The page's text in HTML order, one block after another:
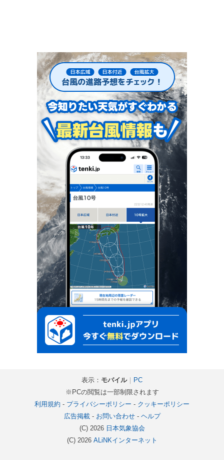
表示： モバイル｜ PC
※PCの閲覧は一部制限されます
利用規約 - プライバシーポリシー - クッキーポリシー
広告掲載- お問い合わせ- ヘルプ
(C) 2026 日本気象協会
(C) 2026 ALiNKインターネット